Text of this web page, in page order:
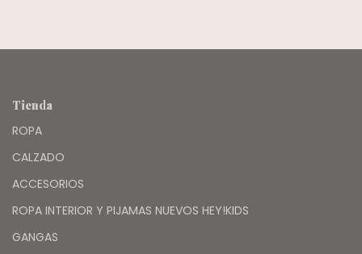
Tienda
ROPA
CALZADO
ACCESORIOS
ROPA INTERIOR Y PIJAMAS NUEVOS HEY!KIDS
GANGAS